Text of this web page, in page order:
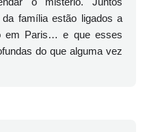
família estão ligados a
em Paris… e que esses
do que alguma vez